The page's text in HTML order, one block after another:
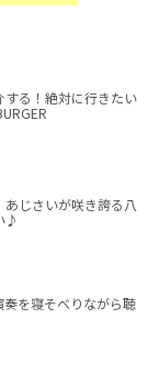
る！絶対に行きたい
じさいが咲き誇る八
♪
を寝そべりながら聴